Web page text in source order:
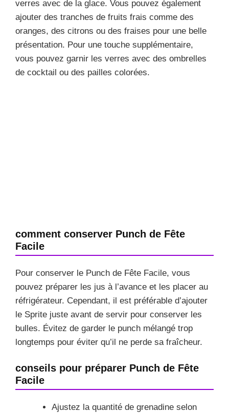
verres avec de la glace. Vous pouvez également
ajouter des tranches de fruits frais comme des
oranges, des citrons ou des fraises pour une belle
présentation. Pour une touche supplémentaire,
vous pouvez garnir les verres avec des ombrelles
de cocktail ou des pailles colorées.
comment conserver Punch de Fête
Facile
Pour conserver le Punch de Fête Facile, vous
pouvez préparer les jus à l’avance et les placer au
réfrigérateur. Cependant, il est préférable d’ajouter
le Sprite juste avant de servir pour conserver les
bulles. Évitez de garder le punch mélangé trop
longtemps pour éviter qu’il ne perde sa fraîcheur.
conseils pour préparer Punch de Fête
Facile
Ajustez la quantité de grenadine selon